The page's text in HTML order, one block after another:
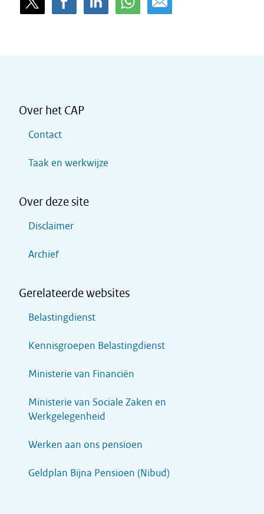
Over het CAP
Contact
Taak en werkwijze
Over deze site
Disclaimer
Archief
Gerelateerde websites
Belastingdienst
Kennisgroepen Belastingdienst
Ministerie van Financiën
Ministerie van Sociale Zaken en
Werkgelegenheid
Werken aan ons pensioen
Geldplan Bijna Pensioen (Nibud)